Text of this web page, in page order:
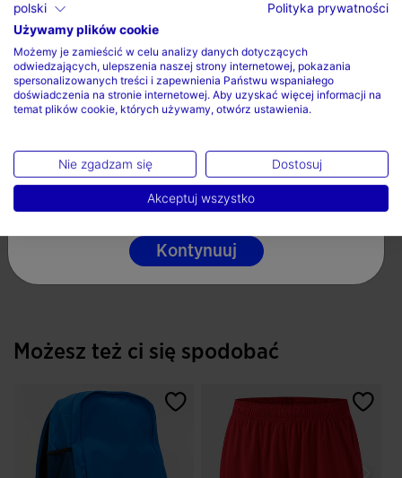
Tkanina wytrzymała
Kieszonka na piłkę
Przednie kieszonki
Wyściełany tył
Wymiary: wysokość 47 cm x szerokość 32 cm x
głębokość 32 cm
Regulowane i wyściełane szelki
Możesz też ci się spodobać
Wybierz kraj oraz język
Kraj
Polska
Język
Polski
Kontynuuj
polski
Polityka prywatności
Używamy plików cookie
Możemy je zamieścić w celu analizy danych dotyczących
odwiedzających, ulepszenia naszej strony internetowej, pokazania
spersonalizowanych treści i zapewnienia Państwu wspaniałego
doświadczenia na stronie internetowej. Aby uzyskać więcej informacji na
temat plików cookie, których używamy, otwórz ustawienia.
Nie zgadzam się Dostosuj
Akceptuj wszystko